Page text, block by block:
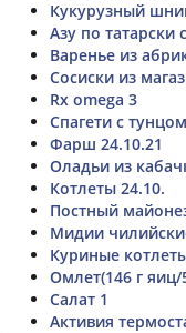
Азу по татарски
Варенье из
Сосиски из
Rx omega 3
Спагети с тунцом
Фарш 24.10.21
Оладьи из
Котлеты 24.10.
Постный
Мидии
Куриные
Омлет(146 г
Салат 1
Активия